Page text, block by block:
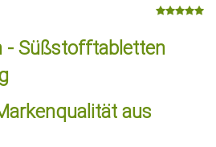
- Süßstofftabletten
aus